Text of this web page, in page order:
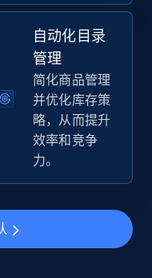
reviews, and
立即开始
自动化目录
管理
简化商品管理
并优化库存策
略，从而提升
效率和竞争
力。